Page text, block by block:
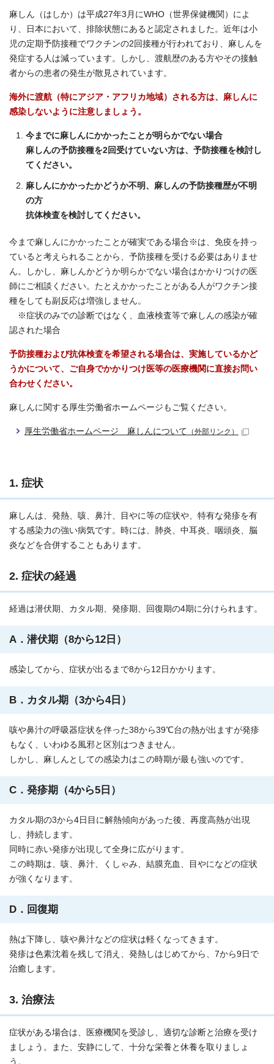
麻しん（はしか）は平成27年3月にWHO（世界保健機関）によ
り、日本において、排除状態にあると認定されました。近年は小
児の定期予防接種でワクチンの2回接種が行われており、麻しんを
発症する人は減っています。しかし、渡航歴のある方やその接触
者からの患者の発生が散見されています。
海外に渡航（特にアジア・アフリカ地域）される方は、麻しんに
感染しないように注意しましょう。
今までに麻しんにかかったことが明らかでない場合
麻しんの予防接種を2回受けていない方は、予防接種を検討し
てください。
麻しんにかかったかどうか不明、麻しんの予防接種歴が不明
の方
抗体検査を検討してください。
今まで麻しんにかかったことが確実である場合※は、免疫を持っ
ていると考えられることから、予防接種を受ける必要はありませ
ん。しかし、麻しんかどうか明らかでない場合はかかりつけの医
師にご相談ください。たとえかかったことがある人がワクチン接
種をしても副反応は増強しません。
※症状のみでの診断ではなく、血液検査等で麻しんの感染が確
認された場合
予防接種および抗体検査を希望される場合は、実施しているかど
うかについて、ご自身でかかりつけ医等の医療機関に直接お問い
合わせください。
麻しんに関する厚生労働省ホームページもご覧ください。
厚生労働省ホームページ 麻しんについて （外部リンク）
1. 症状
麻しんは、発熱、咳、鼻汁、目やに等の症状や、特有な発疹を有
する感染力の強い病気です。時には、肺炎、中耳炎、咽頭炎、脳
炎などを合併することもあります。
2. 症状の経過
経過は潜伏期、カタル期、発疹期、回復期の4期に分けられます。
A．潜伏期（8から12日）
感染してから、症状が出るまで8から12日かかります。
B．カタル期（3から4日）
咳や鼻汁の呼吸器症状を伴った38から39℃台の熱が出ますが発疹
もなく、いわゆる風邪と区別はつきません。
しかし、麻しんとしての感染力はこの時期が最も強いのです。
C．発疹期（4から5日）
カタル期の3から4日目に解熱傾向があった後、再度高熱が出現
し、持続します。
同時に赤い発疹が出現して全身に広がります。
この時期は、咳、鼻汁、くしゃみ、結膜充血、目やになどの症状
が強くなります。
D．回復期
熱は下降し、咳や鼻汁などの症状は軽くなってきます。
発疹は色素沈着を残して消え、発熱しはじめてから、7から9日で
治癒します。
3. 治療法
症状がある場合は、医療機関を受診し、適切な診断と治療を受け
ましょう。また、安静にして、十分な栄養と休養を取りましょ
う。